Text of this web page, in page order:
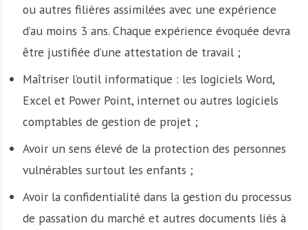
ou autres filières assimilées avec une expérience
d’au moins 3 ans. Chaque expérience évoquée devra
être justifiée d’une attestation de travail ;
Maîtriser l’outil informatique : les logiciels Word,
Excel et Power Point, internet ou autres logiciels
comptables de gestion de projet ;
Avoir un sens élevé de la protection des personnes
vulnérables surtout les enfants ;
Avoir la confidentialité dans la gestion du processus
de passation du marché et autres documents liés à